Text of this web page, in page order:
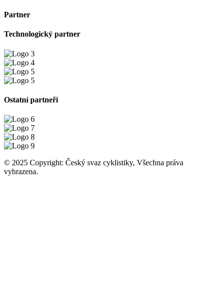
Partner
Technologický partner
Ostatní partneři
© 2025 Copyright: Český svaz cyklistiky, Všechna práva
vyhrazena.